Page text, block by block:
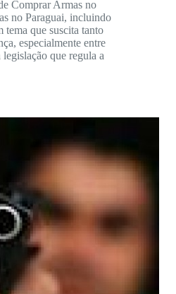
Comprar Armas no
no Paraguai, incluindo
que suscita tanto
especialmente entre
que regula a